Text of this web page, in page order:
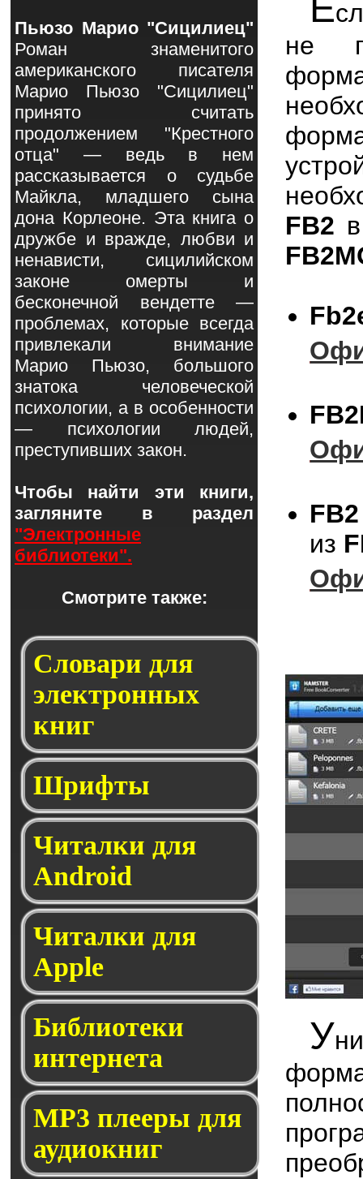
не
FB2
FB2
из
У
Пьюзо Марио "Сицилиец"
Роман знаменитого
американского писателя
Марио Пьюзо "Сицилиец"
принято считать
продолжением "Крестного
отца" — ведь в нем
рассказывается о судьбе
Майкла, младшего сына
дона Корлеоне. Эта книга о
дружбе и вражде, любви и
ненависти, сицилийском
законе омерты и
бесконечной вендетте —
проблемах, которые всегда
привлекали внимание
Марио Пьюзо, большого
знатока человеческой
психологии, а в особенности
— психологии людей,
преступивших закон.
Чтобы найти эти книги,
загляните в раздел
"Электронные
библиотеки".
Смотрите также:
Словари для
электронных
книг
Шрифты
Читалки для
Android
Читалки для
Apple
Библиотеки
интернета
MP3 плееры для
аудиокниг